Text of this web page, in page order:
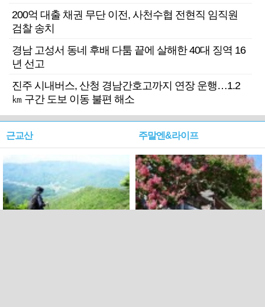
200억 대출 채권 무단 이전, 사천수협 전현직 임직원
검찰 송치
경남 고성서 동네 후배 다툼 끝에 살해한 40대 징역 16
년 선고
진주 시내버스, 산청 경남간호고까지 연장 운행…1.2
㎞ 구간 도보 이동 불편 해소
근교산 주말엔&라이프